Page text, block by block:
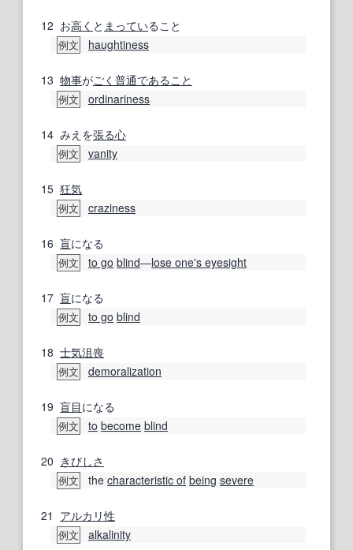
12 お高く と まっていること
例文 haughtiness
13 物事がごく普通であること
例文 ordinariness
14 みえを張る心
例文 vanity
15 狂気
例文 craziness
16 盲になる
例文 to go blind―lose one's eyesight
17 盲になる
例文 to go blind
18 士気沮喪
例文 demoralization
19 盲目になる
例文 to become blind
20 きびしさ
例文 the characteristic of being severe
21 アルカリ性
例文 alkalinity